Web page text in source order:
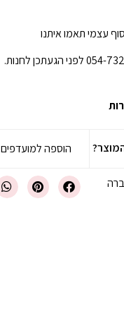
עצמי תאמו איתנו
הוספה למועדפים